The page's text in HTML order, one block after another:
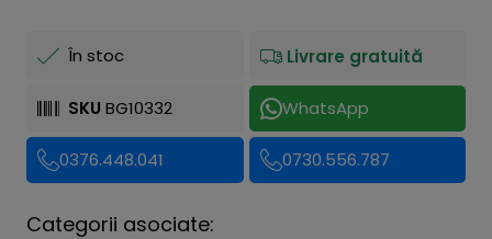
În stoc Livrare gratuită
SKU BG10332 WhatsApp
0376.448.041 0730.556.787
Categorii asociate: